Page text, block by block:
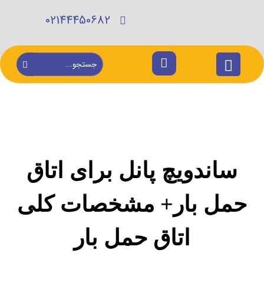
02144450682
ساندویچ پانل برای اتاق
حمل بار+ مشخصات کلی
اتاق حمل بار